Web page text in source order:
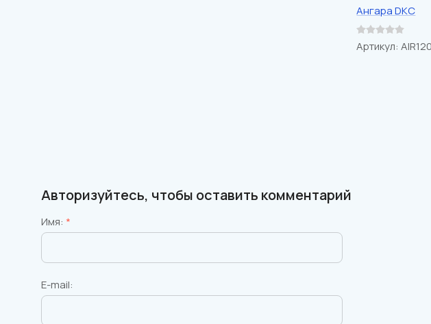
Ангара DKС
Артикул:
Авторизуйтесь, чтобы оставить комментарий
Имя: *
E-mail: